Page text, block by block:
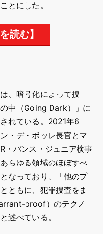
とにした。
読む】
、暗号化によって捜
中（Going Dark）」に
れている。2021年6
・デ・ボッレ長官とマ
・バンス・ジュニア検事
らゆる領域のほぼすべ
なっており、「他のプ
ともに、犯罪捜査をま
proof）のテクノ
述べている。